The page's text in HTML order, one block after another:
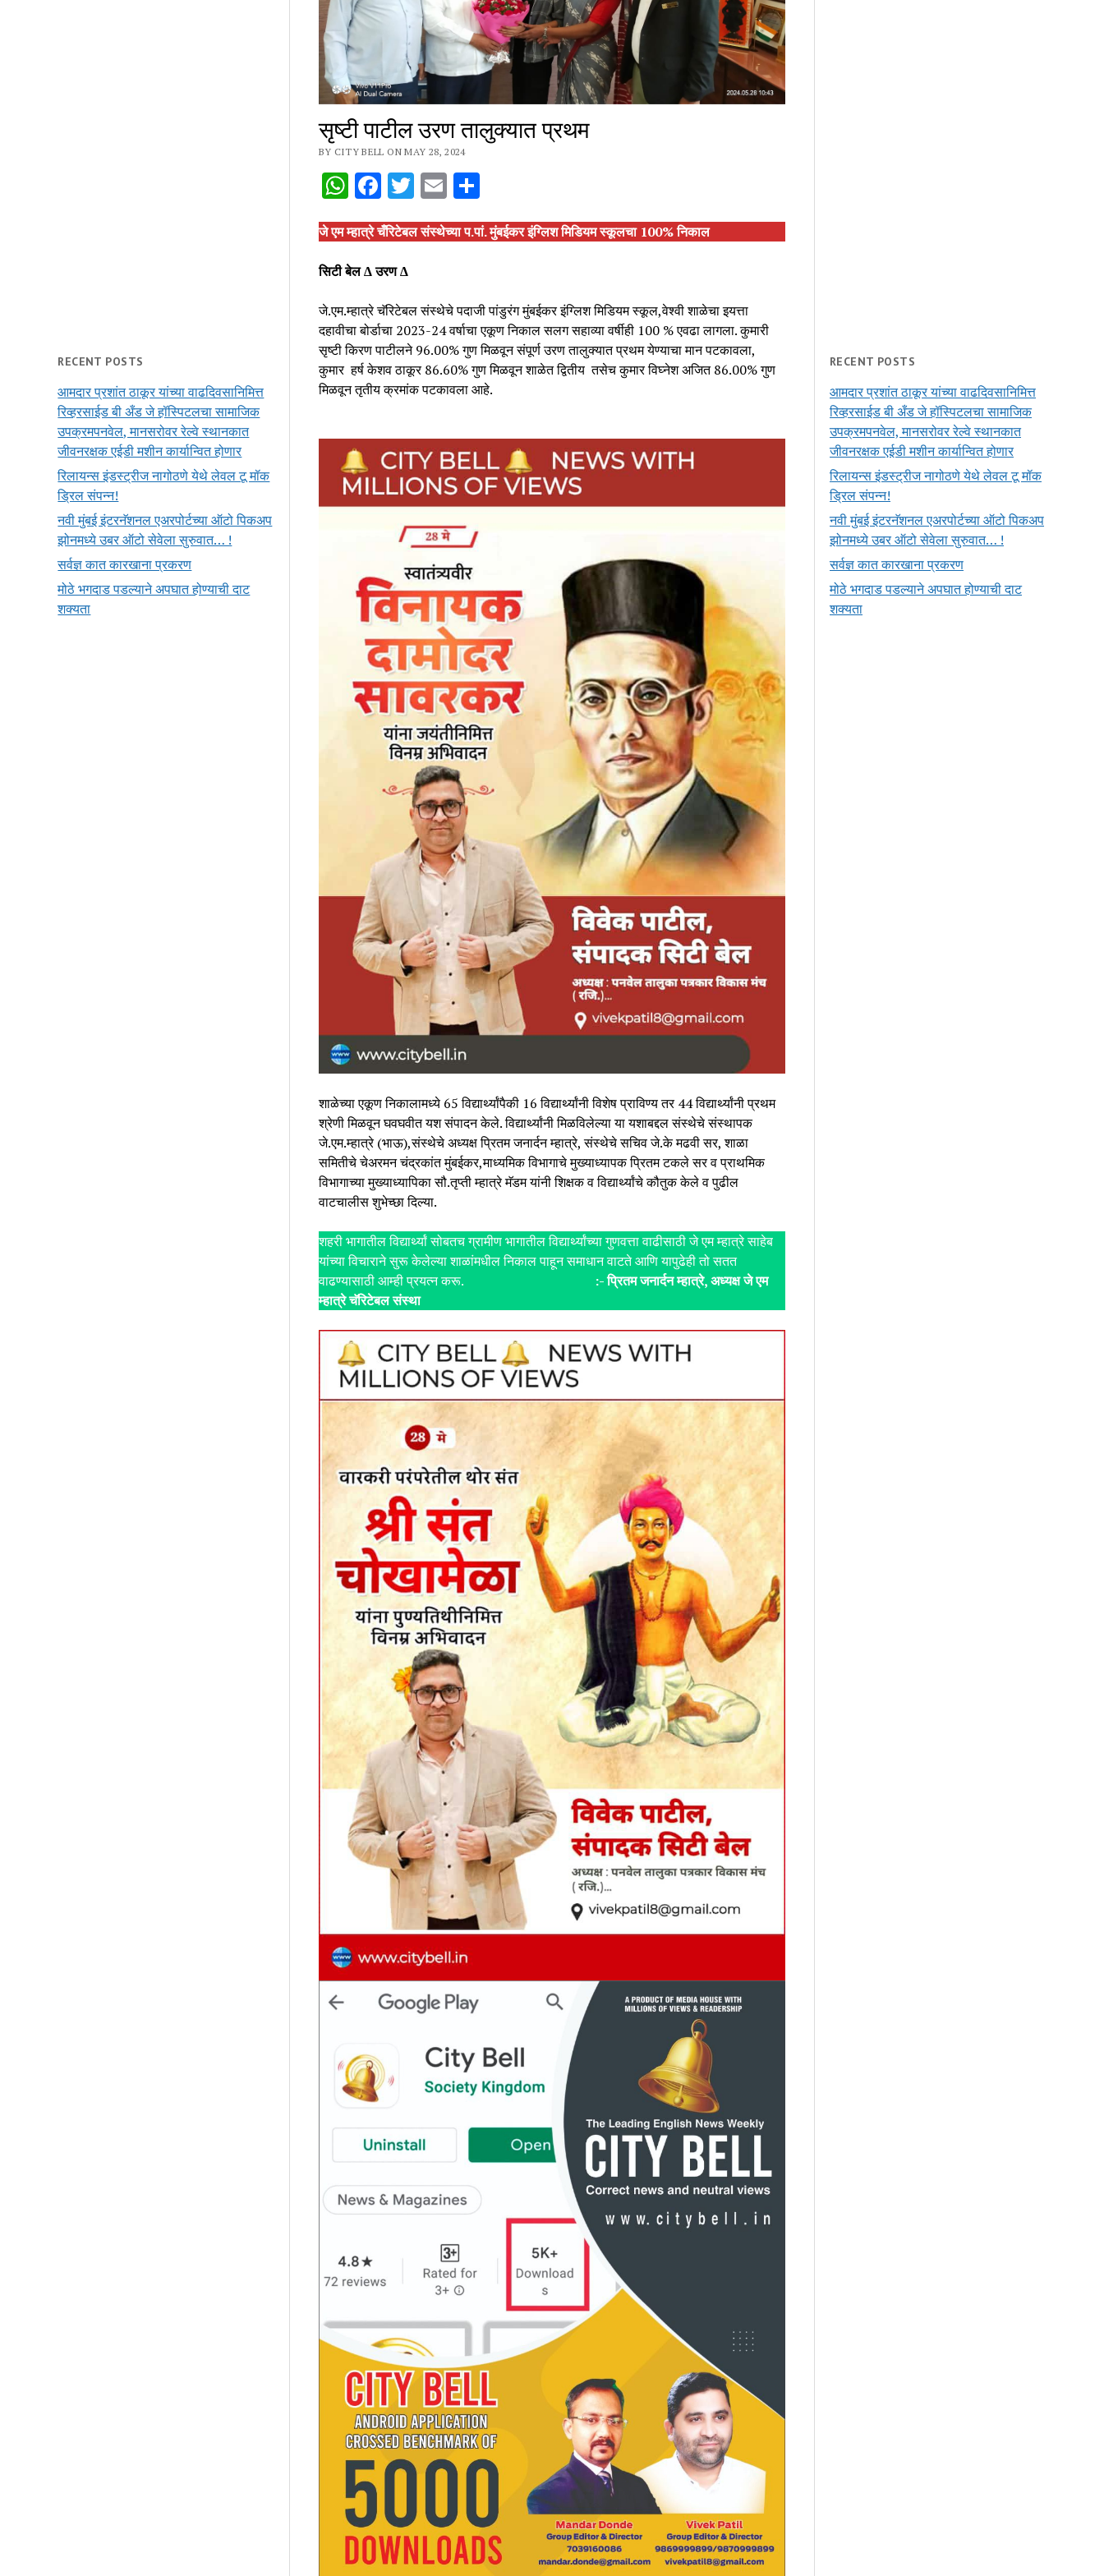
RECENT POSTS
आमदार प्रशांत ठाकूर यांच्या वाढदिवसानिमित्त
रिव्हरसाईड बी अँड जे हॉस्पिटलचा सामाजिक
उपक्रमपनवेल, मानसरोवर रेल्वे स्थानकात
जीवनरक्षक एईडी मशीन कार्यान्वित होणार
रिलायन्स इंडस्ट्रीज नागोठणे येथे लेवल टू मॉक
ड्रिल संपन्न!
नवी मुंबई इंटरनॅशनल एअरपोर्टच्या ऑटो पिकअप
झोनमध्ये उबर ऑटो सेवेला सुरुवात… !
सर्वज्ञ कात कारखाना प्रकरण
मोठे भगदाड पडल्याने अपघात होण्याची दाट
शक्यता
सृष्टी पाटील उरण तालुक्यात प्रथम
BY CITY BELL ON MAY 28, 2024
WhatsApp
Facebook
Twitter
EmailShare
जे एम म्हात्रे चँरिटेबल संस्थेच्या प.पां. मुंबईकर इंग्लिश मिडियम स्कूलचा 100% निकाल
सिटी बेल ∆ उरण ∆
जे.एम.म्हात्रे चॅरिटेबल संस्थेचे पदाजी पांडुरंग मुंबईकर इंग्लिश मिडियम स्कूल,वेश्वी शाळेचा इयत्ता
दहावीचा बोर्डाचा 2023-24 वर्षाचा एकूण निकाल सलग सहाव्या वर्षीही 100 % एवढा लागला. कुमारी
सृष्टी किरण पाटीलने 96.00% गुण मिळवून संपूर्ण उरण तालुक्यात प्रथम येण्याचा मान पटकावला,
कुमार हर्ष केशव ठाकूर 86.60% गुण मिळवून शाळेत द्वितीय तसेच कुमार विघ्नेश अजित 86.00% गुण
मिळवून तृतीय क्रमांक पटकावला आहे.
शाळेच्या एकूण निकालामध्ये 65 विद्यार्थ्यांपैकी 16 विद्यार्थ्यांनी विशेष प्राविण्य तर 44 विद्यार्थ्यांनी प्रथम
श्रेणी मिळवून घवघवीत यश संपादन केले. विद्यार्थ्यांनी मिळविलेल्या या यशाबद्दल संस्थेचे संस्थापक
जे.एम.म्हात्रे (भाऊ),संस्थेचे अध्यक्ष प्रितम जनार्दन म्हात्रे, संस्थेचे सचिव जे.के मढवी सर, शाळा
समितीचे चेअरमन चंद्रकांत मुंबईकर,माध्यमिक विभागाचे मुख्याध्यापक प्रितम टकले सर व प्राथमिक
विभागाच्या मुख्याध्यापिका सौ.तृप्ती म्हात्रे मॅडम यांनी शिक्षक व विद्यार्थ्यांचे कौतुक केले व पुढील
वाटचालीस शुभेच्छा दिल्या.
शहरी भागातील विद्यार्थ्यां सोबतच ग्रामीण भागातील विद्यार्थ्यांच्या गुणवत्ता वाढीसाठी जे एम म्हात्रे साहेब
यांच्या विचाराने सुरू केलेल्या शाळांमधील निकाल पाहून समाधान वाटते आणि यापुढेही तो सतत
वाढण्यासाठी आम्ही प्रयत्न करू. ‌
:- प्रितम जनार्दन म्हात्रे, अध्यक्ष जे एम
म्हात्रे चॅरिटेबल संस्था
RECENT POSTS
आमदार प्रशांत ठाकूर यांच्या वाढदिवसानिमित्त
रिव्हरसाईड बी अँड जे हॉस्पिटलचा सामाजिक
उपक्रमपनवेल, मानसरोवर रेल्वे स्थानकात
जीवनरक्षक एईडी मशीन कार्यान्वित होणार
रिलायन्स इंडस्ट्रीज नागोठणे येथे लेवल टू मॉक
ड्रिल संपन्न!
नवी मुंबई इंटरनॅशनल एअरपोर्टच्या ऑटो पिकअप
झोनमध्ये उबर ऑटो सेवेला सुरुवात… !
सर्वज्ञ कात कारखाना प्रकरण
मोठे भगदाड पडल्याने अपघात होण्याची दाट
शक्यता